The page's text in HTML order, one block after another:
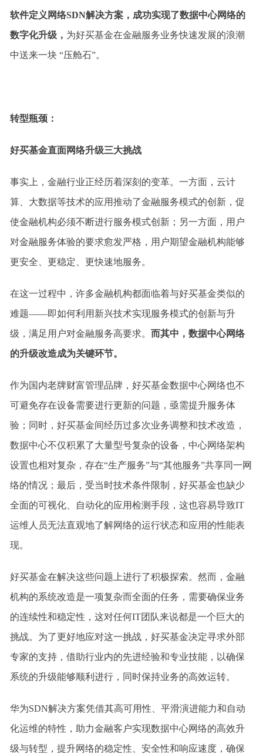
软件定义网络SDN解决方案，成功实现了数据中心网络的
数字化升级， 为好买基金在金融服务业务快速发展的浪潮
中送来一块 “压舱石”。
转型瓶颈：
好买基金直面网络升级三大挑战
事实上，金融行业正经历着深刻的变革。一方面，云计
算、大数据等技术的应用推动了金融服务模式的创新，促
使金融机构必须不断进行服务模式创新；另一方面，用户
对金融服务体验的要求愈发严格，用户期望金融机构能够
更安全、更稳定、更快速地服务。
在这一过程中，许多金融机构都面临着与好买基金类似的
难题——即如何利用新兴技术实现服务模式的创新与升
级，满足用户对金融服务高要求。 而其中，数据中心网络
的升级改造成为关键环节。
作为国内老牌财富管理品牌，好买基金数据中心网络也不
可避免存在设备需要进行更新的问题，亟需提升服务体
验；同时，好买基金间经历过多次业务调整和技术改造，
数据中心不仅积累了大量型号复杂的设备，中心网络架构
设置也相对复杂，存在“生产服务”与“其他服务”共享同一网
络的情况；最后，受当时技术条件限制，好买基金也缺少
全面的可视化、自动化的应用检测手段，这也容易导致IT
运维人员无法直观地了解网络的运行状态和应用的性能表
现。
好买基金在解决这些问题上进行了积极探索。然而，金融
机构的系统改造是一项复杂而全面的任务，需要确保业务
的连续性和稳定性，这对任何IT团队来说都是一个巨大的
挑战。为了更好地应对这一挑战，好买基金决定寻求外部
专家的支持，借助行业内的先进经验和专业技能，以确保
系统的升级能够顺利进行，同时保持业务的高效运转。
华为SDN解决方案凭借其高可用性、平滑演进能力和自动
化运维的特性，助力金融客户实现数据中心网络的高效升
级与转型，提升网络的稳定性、安全性和响应速度，确保